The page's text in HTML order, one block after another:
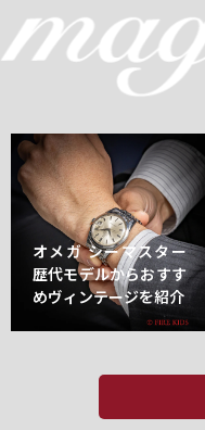
オメガ シーマスター
歴代モデルからおすす
めヴィンテージを紹介